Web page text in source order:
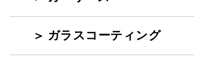
ガラスコーティング